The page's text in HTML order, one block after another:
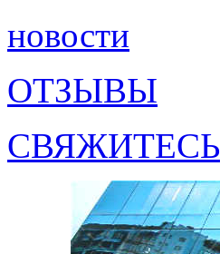
новости
ОТЗЫВЫ
СВЯЖИТЕСЬ